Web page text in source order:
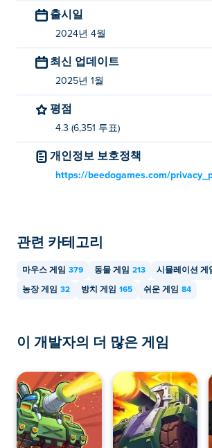
해야 하나요?
모바일 기기와 데스크톱에서 Idle
유휴 외양간(Idle Cowshed)은 컴퓨터와
출시일
2024년 4월
최신 업데이트
2025년 1월
평점
4.3 (6,351 투표)
개인정보 보호정책
https://beedogames.com/
관련 카테고리
마우스 게임 379 동물 게임 213 시뮬레이션 게
농장 게임 32 방치 게임 165 쉬운 게임 84
이 개발자의 더 많은 게임